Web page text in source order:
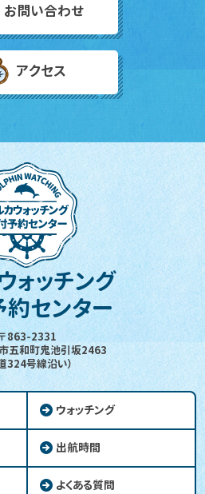
お問い合わせ
アクセス
ォッチング
センター
863-2331
五和町鬼池引坂2463
324号線沿い）
ウォッチング
出航時間
よくある質問